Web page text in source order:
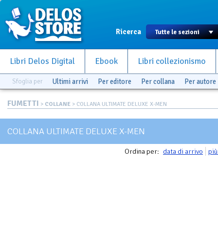
Ricerca
Libri Delos Digital Ebook Libri collezionismo
Sfoglia per Ultimi arrivi Per editore Per collana Per autore
FUMETTI > COLLANE > COLLANA ULTIMATE DELUXE X-MEN
COLLANA ULTIMATE DELUXE X-MEN
Ordina per: data di arrivo